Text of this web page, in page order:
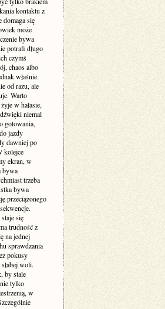
kontaktu z
domaga się
może
bywa
potrafi długo
czymś
chaos albo
właśnie
od razu, ale
Warto
w hałasie,
niemal
gotowania,
jazdy
dawniej po
kolejce
ekran, w
bywa
trzeba
bywa
przeciążonego
się
trudność z
na jednej
sprawdzania
pokusy
woli.
by stale
tylko
w